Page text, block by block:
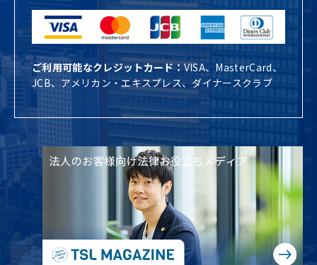
ご利用可能なクレジットカード：VISA、MasterCard、
JCB、アメリカン・エキスプレス、ダイナースクラブ